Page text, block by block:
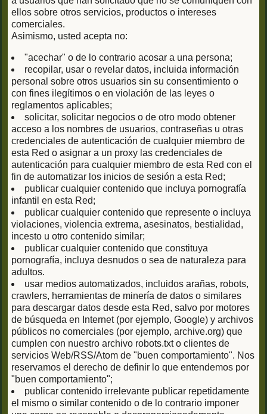
ellos sobre otros servicios, productos o intereses
comerciales.
Asimismo, usted acepta no:
"acechar" o de lo contrario acosar a una persona;
recopilar, usar o revelar datos, incluida información
personal sobre otros usuarios sin su consentimiento o
con fines ilegítimos o en violación de las leyes o
reglamentos aplicables;
solicitar, solicitar negocios o de otro modo obtener
acceso a los nombres de usuarios, contraseñas u otras
credenciales de autenticación de cualquier miembro de
esta Red o asignar a un proxy las credenciales de
autenticación para cualquier miembro de esta Red con el
fin de automatizar los inicios de sesión a esta Red;
publicar cualquier contenido que incluya pornografía
infantil en esta Red;
publicar cualquier contenido que represente o incluya
violaciones, violencia extrema, asesinatos, bestialidad,
incesto u otro contenido similar;
publicar cualquier contenido que constituya
pornografía, incluya desnudos o sea de naturaleza para
adultos.
usar medios automatizados, incluidos arañas, robots,
crawlers, herramientas de minería de datos o similares
para descargar datos desde esta Red, salvo por motores
de búsqueda en Internet (por ejemplo, Google) y archivos
públicos no comerciales (por ejemplo, archive.org) que
cumplen con nuestro archivo robots.txt o clientes de
servicios Web/RSS/Atom de "buen comportamiento". Nos
reservamos el derecho de definir lo que entendemos por
"buen comportamiento";
publicar contenido irrelevante publicar repetidamente
el mismo o similar contenido o de lo contrario imponer